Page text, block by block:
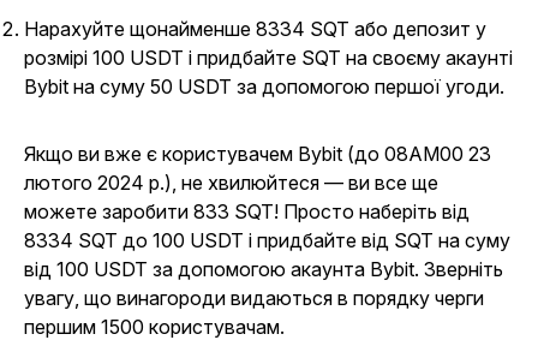
Нарахуйте щонайменше 8334 SQT або депозит у
розмірі 100 USDT і придбайте SQT на своєму акаунті
Bybit на суму 50 USDT за допомогою першої угоди.
Якщо ви вже є користувачем Bybit (до 08AM00 23
лютого 2024 р.), не хвилюйтеся — ви все ще
можете заробити 833 SQT! Просто наберіть від
8334 SQT до 100 USDT і придбайте від SQT на суму
від 100 USDT за допомогою акаунта Bybit. Зверніть
увагу, що винагороди видаються в порядку черги
першим 1500 користувачам.